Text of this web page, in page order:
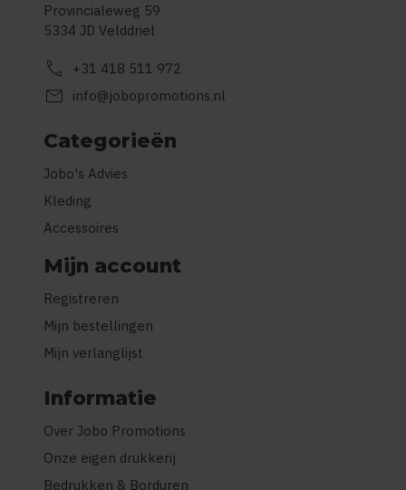
Provincialeweg 59
5334 JD Velddriel
call +31 418 511 972
mail info@jobopromotions.nl
Categorieën
Jobo's Advies
Kleding
Accessoires
Mijn account
Registreren
Mijn bestellingen
Mijn verlanglijst
Informatie
Over Jobo Promotions
Onze eigen drukkerij
Bedrukken & Borduren